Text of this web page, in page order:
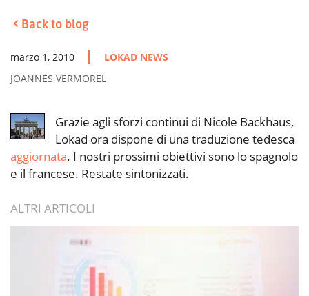
Back to blog
marzo 1, 2010
LOKAD NEWS
JOANNES VERMOREL
Grazie agli sforzi continui di Nicole Backhaus,
Lokad ora dispone di una traduzione tedesca
aggiornata. I nostri prossimi obiettivi sono lo spagnolo
e il francese. Restate sintonizzati.
ALTRI ARTICOLI